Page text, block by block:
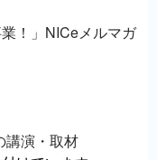
！」NICeメルマガ
講演・取材